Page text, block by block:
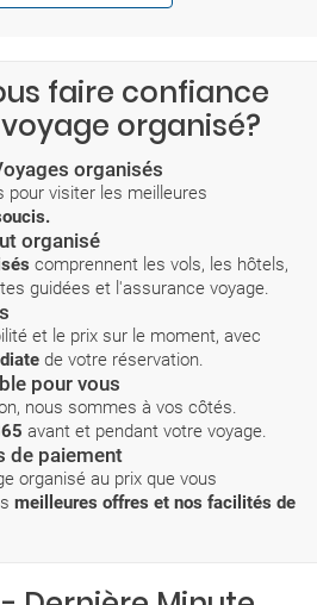
faire confiance
organisé?
organisés
pour visiter les meilleures
organisé
comprennent les vols, les hôtels,
guidées et l'assurance voyage.
et le prix sur le moment, avec
de votre réservation.
pour vous
nous sommes à vos côtés.
avant et pendant votre voyage.
de paiement
organisé au prix que vous
meilleures offres et nos facilités de